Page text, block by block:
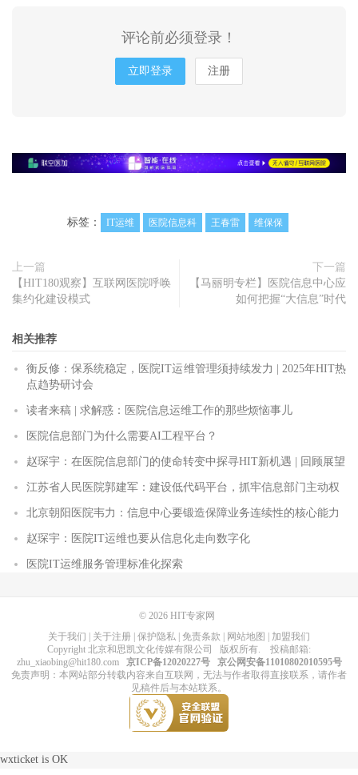
评论前必须登录！
立即登录 注册
标签： IT运维 医院信息科 王春雷 维保保
上一篇
【HIT180观察】互联网医院呼唤
集约化建设模式
下一篇
【马丽明专栏】医院信息中心应
如何把握“大信息”时代
相关推荐
衡反修：保系统稳定，医院IT运维管理须持续发力 | 2025年HIT热
点趋势研讨会
读者来稿 | 求解惑：医院信息运维工作的那些烦恼事儿
医院信息部门为什么需要AI工程平台？
赵琛宇：在医院信息部门的使命转变中探寻HIT新机遇 | 回顾展望
江苏省人民医院郭建军：建设低代码平台，抓牢信息部门主动权
北京朝阳医院韦力：信息中心要锻造保障业务连续性的核心能力
赵琛宇：医院IT运维也要从信息化走向数字化
医院IT运维服务管理标准化探索
© 2026 HIT专家网
关于我们
关于注册 保护隐私 免责条款 网站地图
加盟我们
Copyright 北京和思凯文化传媒有限公司 版权所有. 投稿邮箱:
zhu_xiaobing@hit180.com
京ICP备12020227号
京公网安备11010802010595号
免责声明：本网站部分转载内容来自互联网，无法与作者取得直接联系，请作者
见稿件后与本站联系。
wxticket is OK